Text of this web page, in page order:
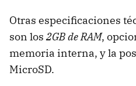
Otras especificaciones
son los2GB de RAM,
memoria interna, y la
MicroSD.